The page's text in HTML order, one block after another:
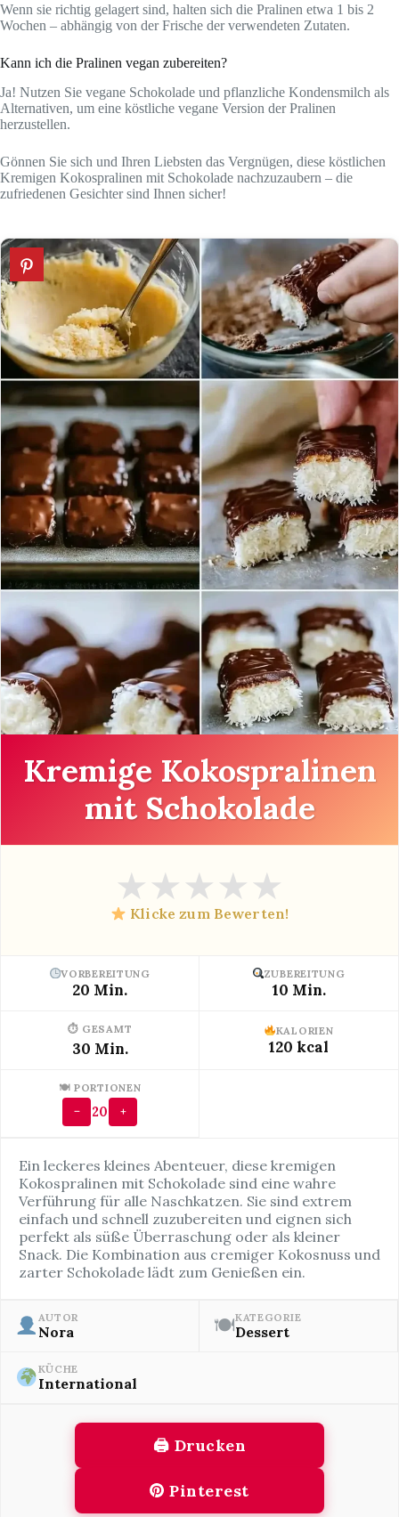
Wenn sie richtig gelagert sind, halten sich die Pralinen etwa 1 bis 2
Wochen – abhängig von der Frische der verwendeten Zutaten.
Kann ich die Pralinen vegan zubereiten?
Ja! Nutzen Sie vegane Schokolade und pflanzliche Kondensmilch als
Alternativen, um eine köstliche vegane Version der Pralinen
herzustellen.
Gönnen Sie sich und Ihren Liebsten das Vergnügen, diese köstlichen
Kremigen Kokospralinen mit Schokolade nachzuzaubern – die
zufriedenen Gesichter sind Ihnen sicher!
Kremige Kokospralinen
mit Schokolade
★★★★★
Klicke zum Bewerten!
VORBEREITUNG
20 Min.
ZUBEREITUNG
10 Min.
⏱ GESAMT
30 Min.
KALORIEN
120 kcal
🍽 PORTIONEN
− 20 +
Ein leckeres kleines Abenteuer, diese kremigen
Kokospralinen mit Schokolade sind eine wahre
Verführung für alle Naschkatzen. Sie sind extrem
einfach und schnell zuzubereiten und eignen sich
perfekt als süße Überraschung oder als kleiner
Snack. Die Kombination aus cremiger Kokosnuss und
zarter Schokolade lädt zum Genießen ein.
AUTOR
Nora 🍽KATEGORIE
Dessert
KÜCHE
International
🖨 Drucken
Pinterest